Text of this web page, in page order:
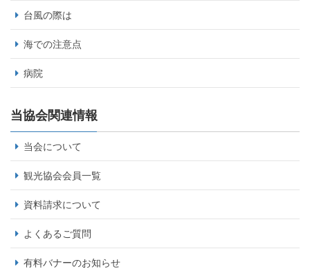
台風の際は
海での注意点
病院
当協会関連情報
当会について
観光協会会員一覧
資料請求について
よくあるご質問
有料バナーのお知らせ